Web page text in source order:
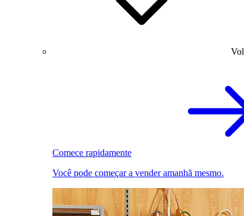
Comece rapidamente
Você pode começar a vender amanhã mesmo.